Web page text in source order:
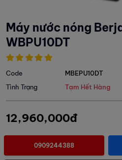
Máy nước nóng
WBPU10DT
Tình Trạng Tạm Hết Hàng
Code MBEPU10DT
12,960,000đ
0909244388